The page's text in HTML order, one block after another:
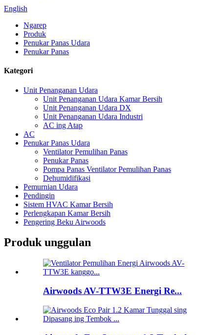
English
Ngarep
Produk
Penukar Panas Udara
Penukar Panas
Kategori
Unit Penanganan Udara
Unit Penanganan Udara Kamar Bersih
Unit Penanganan Udara DX
Unit Penanganan Udara Industri
AC ing Atap
AC
Penukar Panas Udara
Ventilator Pemulihan Panas
Penukar Panas
Pompa Panas Ventilator Pemulihan Panas
Dehumidifikasi
Pemurnian Udara
Pendingin
Sistem HVAC Kamar Bersih
Perlengkapan Kamar Bersih
Pengering Beku Airwoods
Produk unggulan
Airwoods AV-TTW3E Energi Re...